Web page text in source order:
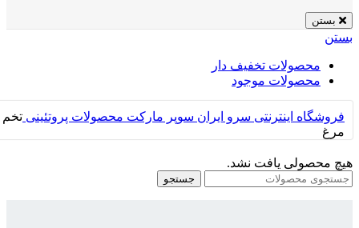
بستن
بستن
محصولات تخفیف دار
محصولات موجود
فروشگاه اینترنتی سرو ایران سوپر مارکت محصولات پروتئینی تخم
مرغ
هیچ محصولی یافت نشد.
جستجو